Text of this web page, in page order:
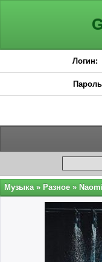
Музыка » Разное »